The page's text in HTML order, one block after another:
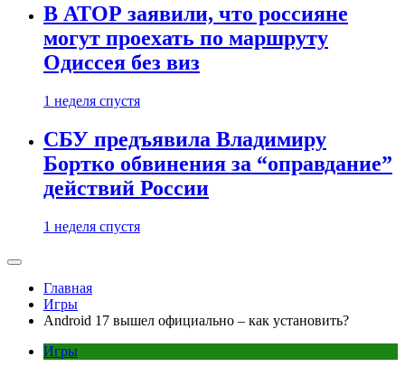
В АТОР заявили, что россияне
могут проехать по маршруту
Одиссея без виз
1 неделя спустя
СБУ предъявила Владимиру
Бортко обвинения за “оправдание”
действий России
1 неделя спустя
Главная
Игры
Android 17 вышел официально – как установить?
Игры